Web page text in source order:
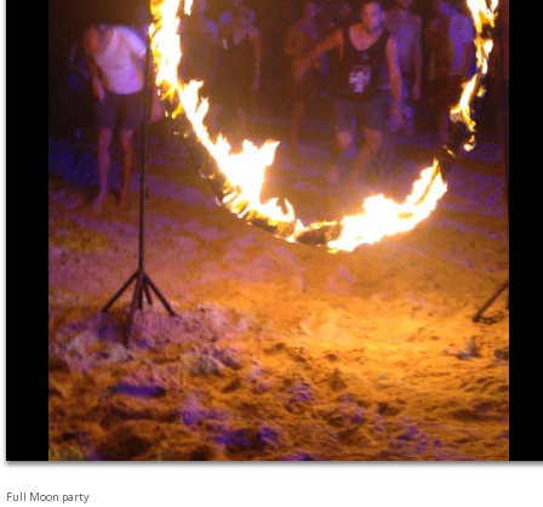
Full Moon party